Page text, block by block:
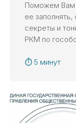
Поможем Вам
ее
секреты и
РКМ по
⏱ 5 минут
Контакты
Сб-Вс: выходной